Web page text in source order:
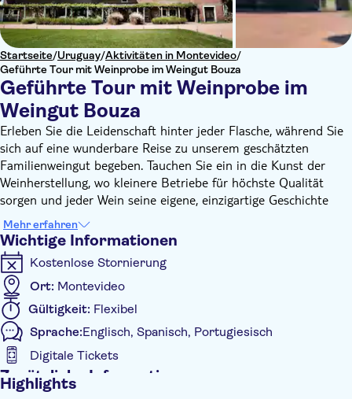
Startseite/Uruguay/Aktivitäten in Montevideo/
Geführte Tour mit Weinprobe im Weingut Bouza
Geführte Tour mit Weinprobe im
Weingut Bouza
Erleben Sie die Leidenschaft hinter jeder Flasche, während Sie
sich auf eine wunderbare Reise zu unserem geschätzten
Familienweingut begeben. Tauchen Sie ein in die Kunst der
Weinherstellung, wo kleinere Betriebe für höchste Qualität
sorgen und jeder Wein seine eigene, einzigartige Geschichte
erzählt.
Sie genießen eine landschaftlich reizvolle 25-minütige Fahrt
von Ihrem Hotel zu unserem malerischen Anwesen. Dort
angekommen führen wir Sie durch die komplizierten Schritte,
die unsere Weine zum Leben erwecken, und teilen die
Geheimnisse unseres Handwerks mit Ihnen. Nach der Tour
genießen Sie vier exquisite Weine zusammen mit einem
leichten Snack – der perfekte Moment, um die Aromen unserer
Landschaft kennenzulernen. Ein bequemer Transport zur
Mittagszeit steht bereit, um Sie zu diesem unvergesslichen
Erlebnis zu entführen.
Mehr erfahren
Wichtige Informationen
Kostenlose Stornierung
Ort: Montevideo
Gültigkeit: Flexibel
Sprache:Englisch, Spanisch, Portugiesisch
Digitale Tickets
Zusätzliche Informationen
Highlights